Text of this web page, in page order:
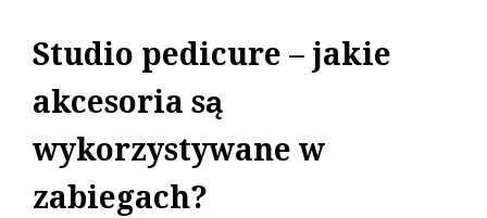
Studio pedicure – jakie
akcesoria są
wykorzystywane w
zabiegach?